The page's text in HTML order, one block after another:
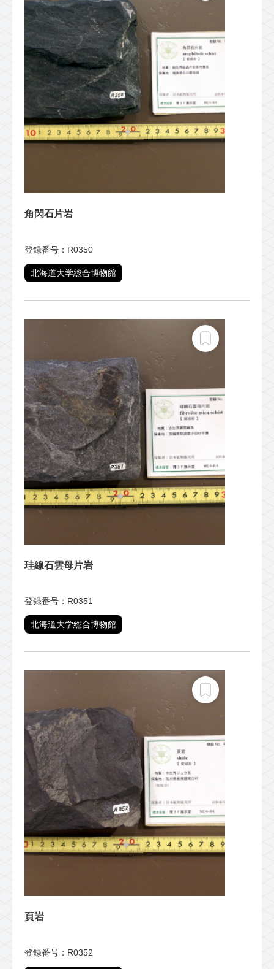
角閃石片岩
登録番号：R0350
北海道大学総合博物館
珪線石雲母片岩
登録番号：R0351
北海道大学総合博物館
頁岩
登録番号：R0352